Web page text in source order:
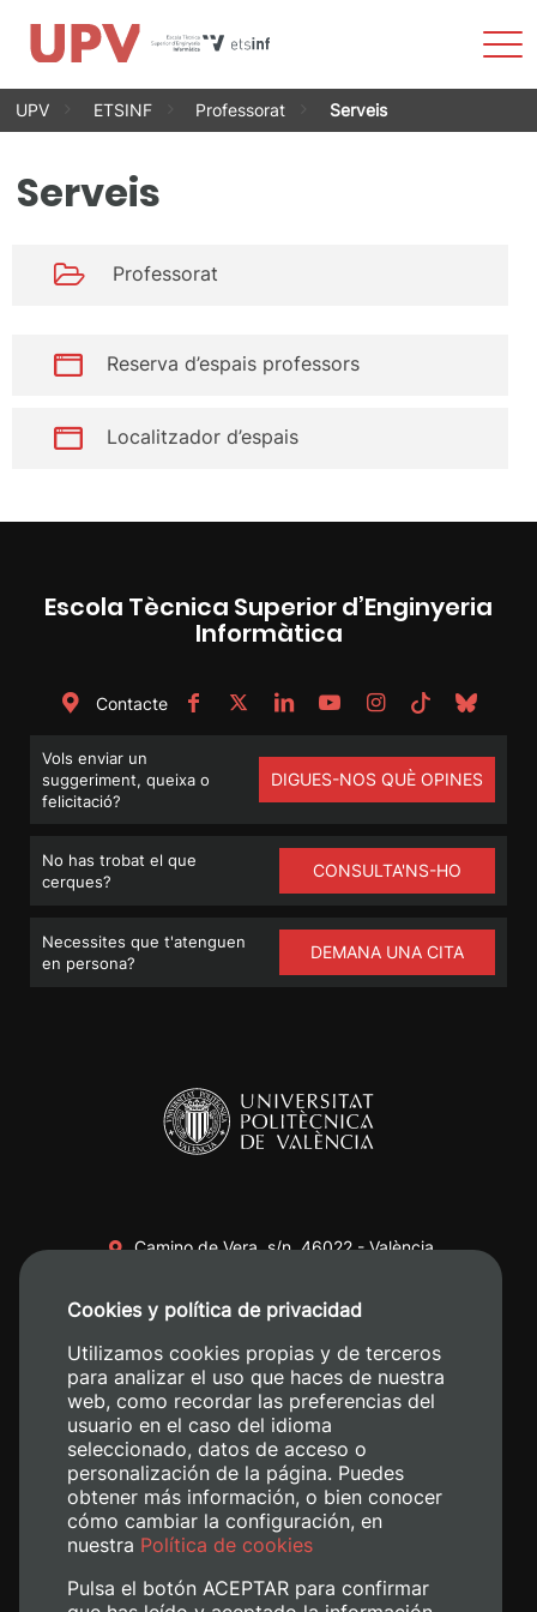
VésUPV ETSINF Professorat Serveis
Serveis
Professorat
Reserva d’espais professors
Localitzador d’espais
Escola Tècnica Superior d’Enginyeria
Informàtica
Contacte
Vols enviar un
suggeriment, queixa o
felicitació?
DIGUES-NOS QUÈ OPINES
No has trobat el que
cerques?
CONSULTA'NS-HO
Necessites que t'atenguen
en persona?
DEMANA UNA CITA
Camino de Vera, s/n. 46022 - València
+34 620 04 00 50
Cookies y política de privacidad
Utilizamos cookies propias y de terceros
para analizar el uso que haces de nuestra
web, como recordar las preferencias del
usuario en el caso del idioma
seleccionado, datos de acceso o
personalización de la página. Puedes
obtener más información, o bien conocer
cómo cambiar la configuración, en
nuestra Política de cookies
Pulsa el botón ACEPTAR para confirmar